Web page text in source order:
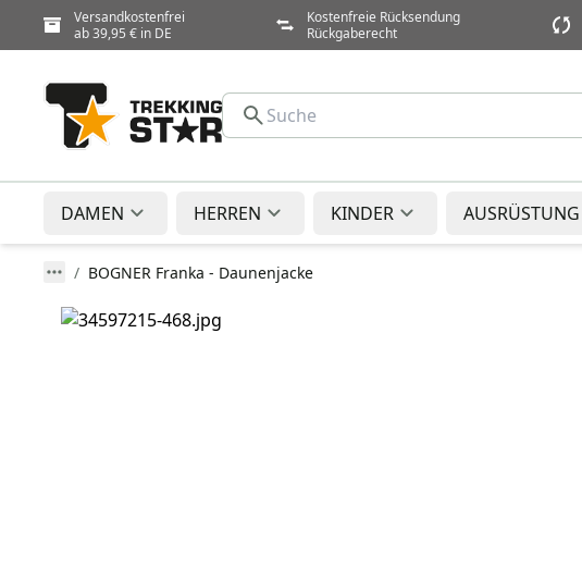
Versandkostenfrei
ab 39,95 € in DE
Kostenfreie Rücksendung
Rückgaberecht
DAMEN HERREN KINDER AUSRÜSTUNG
BOGNER Franka - Daunenjacke